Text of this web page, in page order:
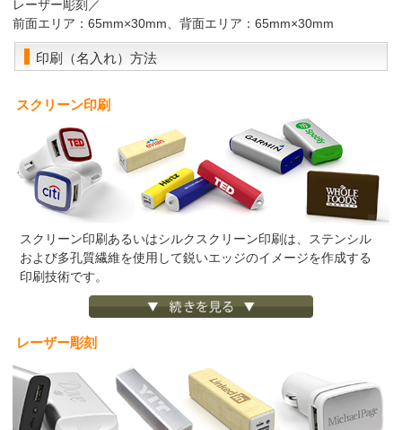
レーザー彫刻／
前面エリア：65mm×30mm、背面エリア：65mm×30mm
印刷（名入れ）方法
スクリーン印刷
スクリーン印刷あるいはシルクスクリーン印刷は、ステンシル
および多孔質繊維を使用して鋭いエッジのイメージを作成する
印刷技術です。
レーザー彫刻